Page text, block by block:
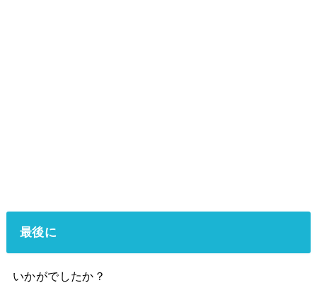
最後に
いかがでしたか？